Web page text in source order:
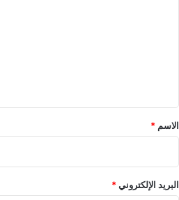
*
الاسم *
البريد الإلكتروني*